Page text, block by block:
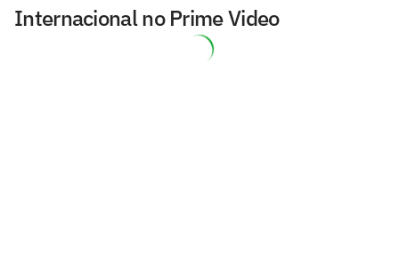
Internacional no Prime Video
Grandes clubes do Rio apostam no uso